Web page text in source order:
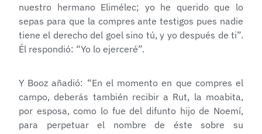
nuestro hermano Elimélec; yo he querido que lo
sepas para que la compres ante testigos pues nadie
tiene el derecho del goel sino tú, y yo después de ti”.
Él respondió: “Yo lo ejerceré”.
Y Booz añadió: “En el momento en que compres el
campo, deberás también recibir a Rut, la moabita,
por esposa, como lo fue del difunto hijo de Noemí,
para perpetuar el nombre de éste sobre su